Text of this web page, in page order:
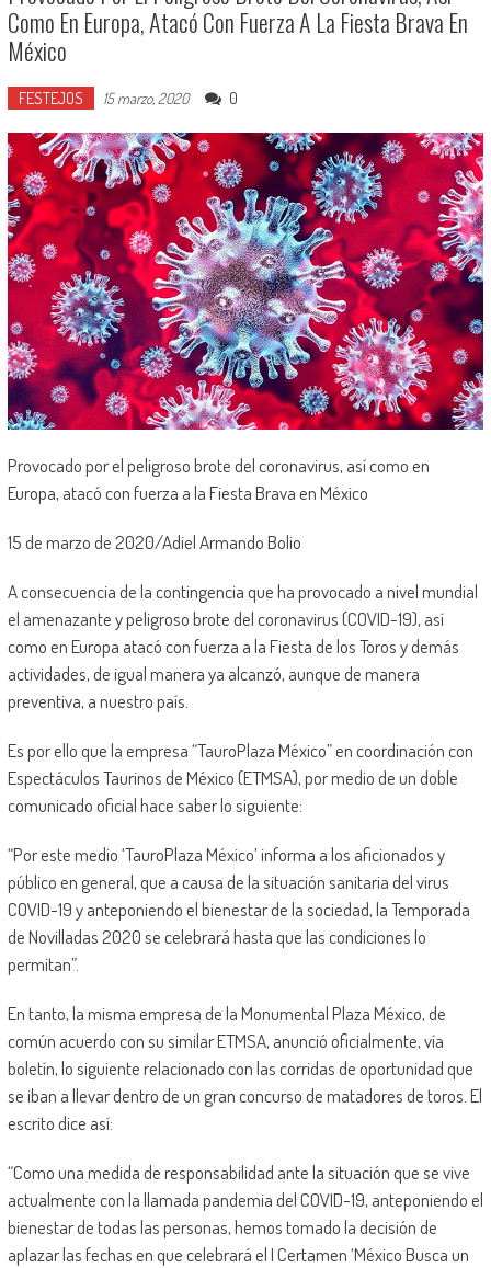
Como En Europa, Atacó Con Fuerza A La Fiesta Brava En
México
FESTEJOS 15 marzo, 2020 0
Provocado por el peligroso brote del coronavirus, así como en
Europa, atacó con fuerza a la Fiesta Brava en México
15 de marzo de 2020/Adiel Armando Bolio
A consecuencia de la contingencia que ha provocado a nivel mundial
el amenazante y peligroso brote del coronavirus (COVID-19), así
como en Europa atacó con fuerza a la Fiesta de los Toros y demás
actividades, de igual manera ya alcanzó, aunque de manera
preventiva, a nuestro país.
Es por ello que la empresa “TauroPlaza México” en coordinación con
Espectáculos Taurinos de México (ETMSA), por medio de un doble
comunicado oficial hace saber lo siguiente:
“Por este medio ‘TauroPlaza México’ informa a los aficionados y
público en general, que a causa de la situación sanitaria del virus
COVID-19 y anteponiendo el bienestar de la sociedad, la Temporada
de Novilladas 2020 se celebrará hasta que las condiciones lo
permitan”.
En tanto, la misma empresa de la Monumental Plaza México, de
común acuerdo con su similar ETMSA, anunció oficialmente, vía
boletín, lo siguiente relacionado con las corridas de oportunidad que
se iban a llevar dentro de un gran concurso de matadores de toros. El
escrito dice así:
“Como una medida de responsabilidad ante la situación que se vive
actualmente con la llamada pandemia del COVID-19, anteponiendo el
bienestar de todas las personas, hemos tomado la decisión de
aplazar las fechas en que celebrará el I Certamen ‘México Busca un